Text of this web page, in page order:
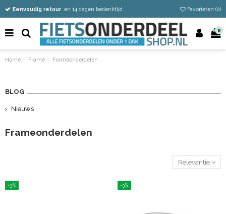
Vandaag besteld
Gratis verzending vanaf €50
Eenvoudig retour, en 14 dagen bedenktijd Favorieten (0)
0
Home Frame Frameonderdelen
Frameonderdelen
Relevantie
-3% -3%
BLOG
Nieuws